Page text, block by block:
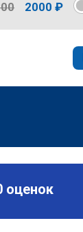
2000 ₽
оценок